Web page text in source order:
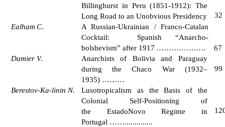
Billinghurst in Peru (1851-1912): The
Long Road to an Unobvious Presidency
32
Ealham C. A Russian-Ukrainian / Franco-Catalan
Cocktail: Spanish “Anarcho-
bolshevism” after 1917 …………….…. 67
Damier V.
Anarchists of Bolivia and Paraguay
during the Chaco War (1932–
1935) ………
99
Berestov-Ka-linin N.
Lusotropicalism as the Basis of the
Colonial Self-Positioning of
the EstadoNovo Regime in
Portugal ……..............
1